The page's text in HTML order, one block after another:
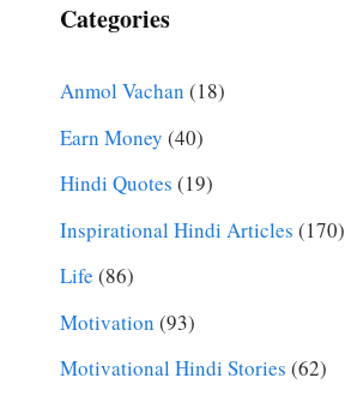
Categories
Anmol Vachan (18)
Earn Money (40)
Hindi Quotes (19)
Inspirational Hindi Articles (170)
Life (86)
Motivation (93)
Motivational Hindi Stories (62)